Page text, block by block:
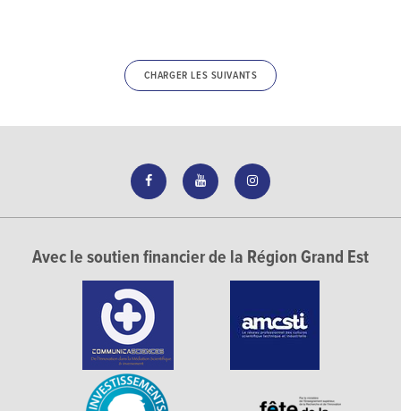
CHARGER LES SUIVANTS
Avec le soutien financier de la Région Grand Est